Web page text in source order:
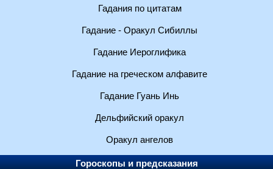
Гадания по цитатам
Гадание - Оракул Сибиллы
Гадание Иероглифика
Гадание на греческом алфавите
Гадание Гуань Инь
Дельфийский оракул
Оракул ангелов
Гороскопы и предсказания